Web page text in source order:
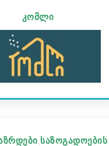
კომლი
საზოგადოების